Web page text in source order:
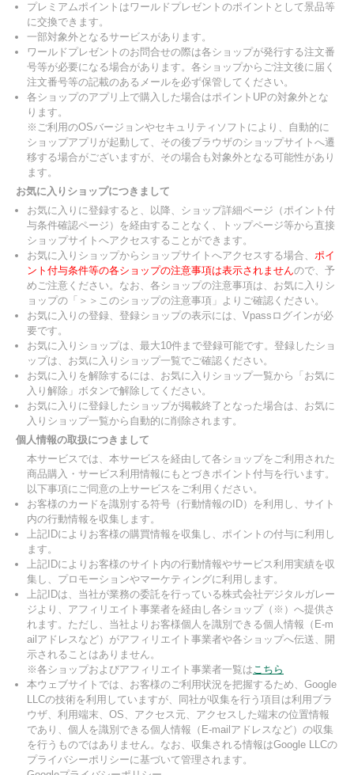
プレミアムポイントはワールドプレゼントのポイントとして景品等
に交換できます。
一部対象外となるサービスがあります。
ワールドプレゼントのお問合せの際は各ショップが発行する注文番
号等が必要になる場合があります。各ショップからご注文後に届く
注文番号等の記載のあるメールを必ず保管してください。
各ショップのアプリ上で購入した場合はポイントUPの対象外とな
ります。
※ご利用のOSバージョンやセキュリティソフトにより、自動的に
ショップアプリが起動して、その後ブラウザのショップサイトへ遷
移する場合がございますが、その場合も対象外となる可能性があり
ます。
お気に入りショップにつきまして
お気に入りに登録すると、以降、ショップ詳細ページ（ポイント付
与条件確認ページ）を経由することなく、トップページ等から直接
ショップサイトへアクセスすることができます。
お気に入りショップからショップサイトへアクセスする場合、 ポイ
ント付与条件等の各ショップの注意事項は表示されませんので、予
めご注意ください。なお、各ショップの注意事項は、お気に入りシ
ョップの「＞＞このショップの注意事項」よりご確認ください。
お気に入りの登録、登録ショップの表示には、Vpassログインが必
要です。
お気に入りショップは、最大10件まで登録可能です。登録したショ
ップは、お気に入りショップ一覧でご確認ください。
お気に入りを解除するには、お気に入りショップ一覧から「お気に
入り解除」ボタンで解除してください。
お気に入りに登録したショップが掲載終了となった場合は、お気に
入りショップ一覧から自動的に削除されます。
個人情報の取扱につきまして
本サービスでは、本サービスを経由して各ショップをご利用された
商品購入・サービス利用情報にもとづきポイント付与を行います。
以下事項にご同意の上サービスをご利用ください。
お客様のカードを識別する符号（行動情報のID）を利用し、サイト
内の行動情報を収集します。
上記IDによりお客様の購買情報を収集し、ポイントの付与に利用し
ます。
上記IDによりお客様のサイト内の行動情報やサービス利用実績を収
集し、プロモーションやマーケティングに利用します。
上記IDは、当社が業務の委託を行っている株式会社デジタルガレー
ジより、アフィリエイト事業者を経由し各ショップ（※）へ提供さ
れます。ただし、当社よりお客様個人を識別できる個人情報（E-m
ailアドレスなど）がアフィリエイト事業者や各ショップへ伝送、開
示されることはありません。
※各ショップおよびアフィリエイト事業者一覧はこちら
本ウェブサイトでは、お客様のご利用状況を把握するため、Google
LLCの技術を利用していますが、同社が収集を行う項目は利用ブラ
ウザ、利用端末、OS、アクセス元、アクセスした端末の位置情報
であり、個人を識別できる個人情報（E-mailアドレスなど）の収集
を行うものではありません。なお、収集される情報はGoogle LLCの
プライバシーポリシーに基づいて管理されます。